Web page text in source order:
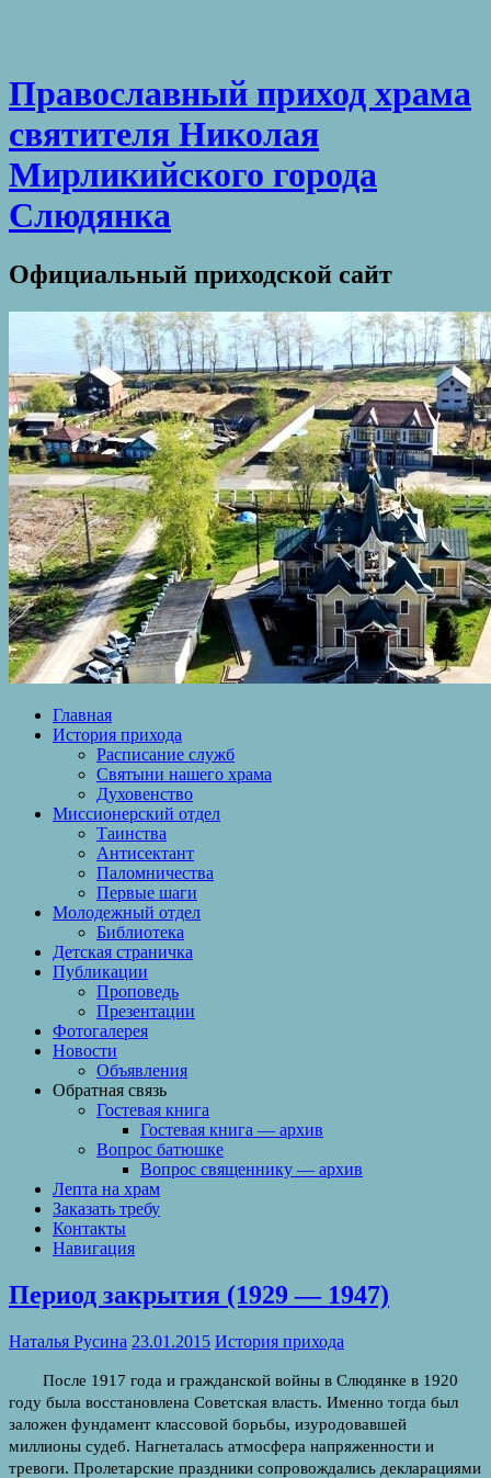
Православный приход храма
святителя Николая
Мирликийского города
Слюдянка
Официальный приходской сайт
Главная
История прихода
Расписание служб
Святыни нашего храма
Духовенство
Миссионерский отдел
Таинства
Антисектант
Паломничества
Первые шаги
Молодежный отдел
Библиотека
Детская страничка
Публикации
Проповедь
Презентации
Фотогалерея
Новости
Объявления
Обратная связь
Гостевая книга
Гостевая книга — архив
Вопрос батюшке
Вопрос священнику — архив
Лепта на храм
Заказать требу
Контакты
Навигация
Период закрытия (1929 — 1947)
Наталья Русина 23.01.2015 История прихода
После 1917 года и гражданской войны в Слюдянке в 1920
году была восстановлена Советская власть. Именно тогда был
заложен фунда­мент классовой борьбы, изуродовавшей
миллионы судеб. Нагнеталась атмосфера напряженности и
тревоги. Пролетарские праздники сопро­вождались декларациями